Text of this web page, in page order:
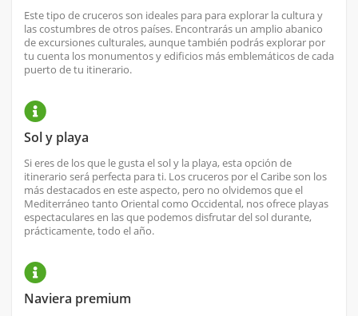
Este tipo de cruceros son ideales para para explorar la cultura y
las costumbres de otros países. Encontrarás un amplio abanico
de excursiones culturales, aunque también podrás explorar por
tu cuenta los monumentos y edificios más emblemáticos de cada
puerto de tu itinerario.
Sol y playa
Si eres de los que le gusta el sol y la playa, esta opción de
itinerario será perfecta para ti. Los cruceros por el Caribe son los
más destacados en este aspecto, pero no olvidemos que el
Mediterráneo tanto Oriental como Occidental, nos ofrece playas
espectaculares en las que podemos disfrutar del sol durante,
prácticamente, todo el año.
Naviera premium